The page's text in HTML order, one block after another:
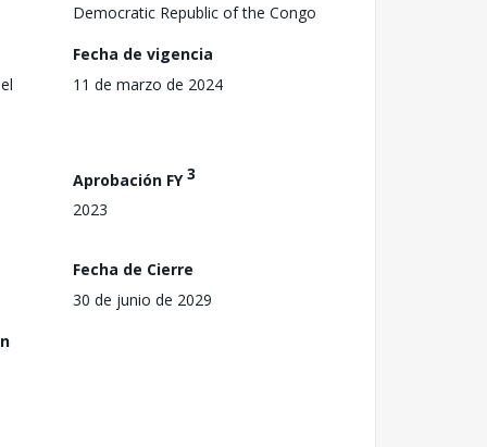
Democratic Republic of the Congo
Fecha de vigencia
11 de marzo de 2024
Aprobación FY3
2023
Fecha de Cierre
30 de junio de 2029